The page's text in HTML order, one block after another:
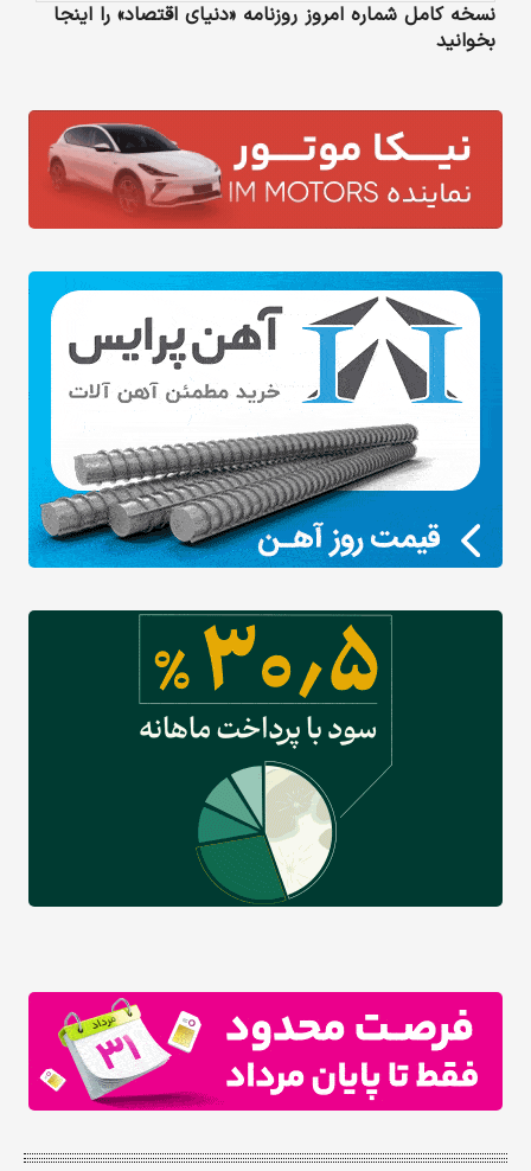
نسخه کامل شماره امروز روزنامه «دنیای‌ اقتصاد» را اینجا
بخوانید